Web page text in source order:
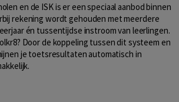
en de ISK is er een speciaal aanbod binnen
rekening wordt gehouden met meerdere
én tussentijdse instroom van leerlingen.
Door de koppeling tussen dit systeem en
je toetsresultaten automatisch in